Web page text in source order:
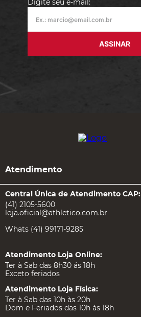
Digite seu e-mail:
ASSINAR
Atendimento
Central Única de Atendimento CAP:
(41) 2105-5600
loja.oficial@athletico.com.br
Whats (41) 99171-9285
Atendimento Loja Online:
Ter à Sab das 8h30 ás 18h
Exceto feriados
Atendimento Loja Física:
Ter à Sab das 10h às 20h
Dom e Feriados das 10h às 18h